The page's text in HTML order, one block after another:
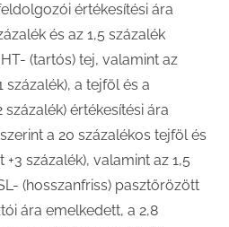
értékesítési ára
és az 1,5 százalék
(tartós) tej, valamint az
a tejföl és a
értékesítési ára
a 20 százalékos tejföl és
százalék), valamint az 1,5
(hosszanfriss) pasztőrözött
ára emelkedett, a 2,8